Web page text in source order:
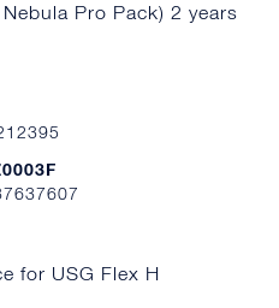
Pro Pack) 2 years
for USG Flex H